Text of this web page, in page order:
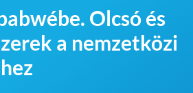
Olcsó és
a nemzetközi